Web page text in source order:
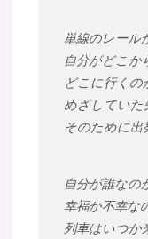
単線のレール
自分がどこか
どこに行くの
めざしていた
そのために出
自分が誰なの
幸福か不幸な
列車はいつか